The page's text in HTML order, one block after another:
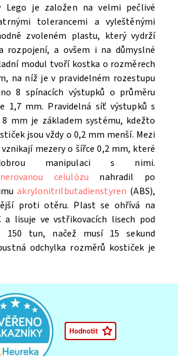
Lego je založen na velmi pečlivé
tolerancemi a vyleštěnými
zvoleném plastu, který vydrží
rozpojení, a ovšem i na důmyslné
modul tvoří kostka o rozměrech
na níž je v pravidelném rozestupu
8 spínacích výstupků o průměru
1,7 mm. Pravidelná síť výstupků s
mm je základem systému, kdežto
jsou vždy o 0,2 mm menší. Mezi
mezery o šířce 0,2 mm, které
manipulaci s nimi.
celulózu nahradil po
akrylonitrilbutadienstyren (ABS),
proti otěru. Plast se ohřívá na
a lisuje ve vstřikovacích lisech pod
tun, načež musí 15 sekund
odchylka rozměrů kostiček je